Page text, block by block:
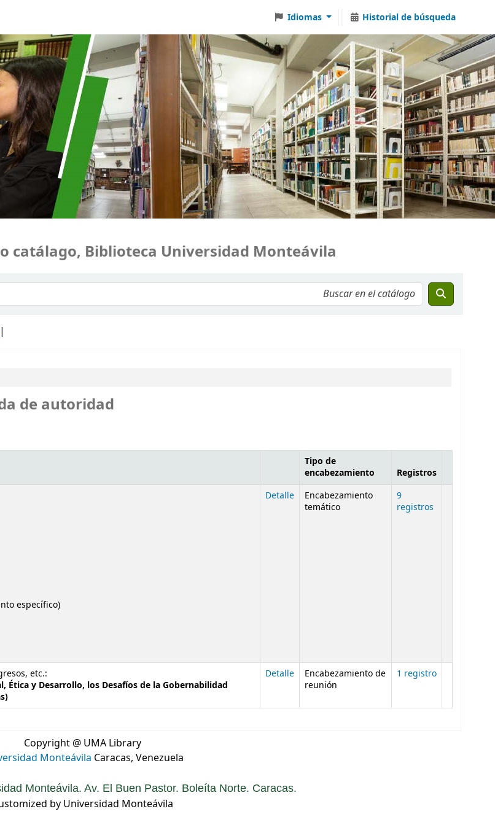
Idiomas Historial de búsqueda
Biblioteca Universidad Monteávila
de autoridad
Tipo de
encabezamiento
Registros
específico)
Detalle
Encabezamiento
temático
9
registros
etc.:
Ética y Desarrollo, los Desafíos de la Gobernabilidad
Detalle
Encabezamiento de
reunión
1 registro
Copyright @ UMA Library
Monteávila Caracas, Venezuela
Monteávila. Av. El Buen Pastor. Boleíta Norte. Caracas.
by Universidad Monteávila